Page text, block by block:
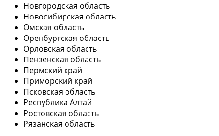
Новгородская область
Новосибирская область
Омская область
Оренбургская область
Орловская область
Пензенская область
Пермский край
Приморский край
Псковская область
Республика Алтай
Ростовская область
Рязанская область